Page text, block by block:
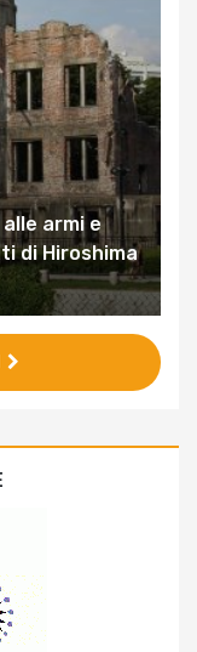
armi e
di Hiroshima